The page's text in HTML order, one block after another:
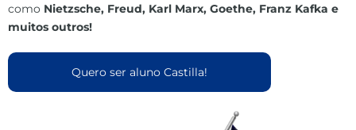
como Nietzsche, Freud, Karl Marx, Goethe, Franz Kafka e
muitos outros!
Quero ser aluno Castilla!